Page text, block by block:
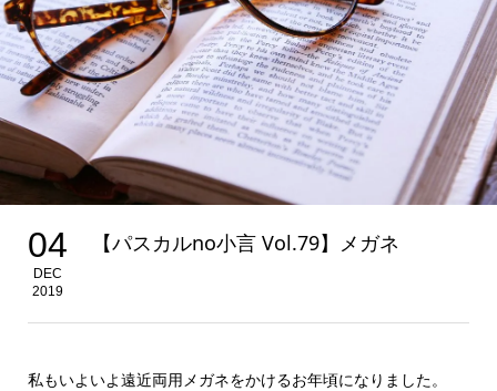
04
DEC
2019
【パスカルno小言 Vol.79】メガネ
私もいよいよ遠近両用メガネをかけるお年頃になりました。